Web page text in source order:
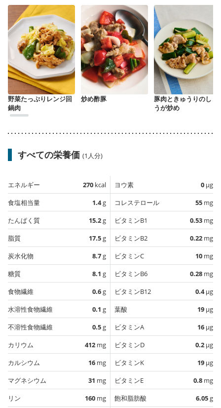
野菜たっぷりレンジ回
鍋肉
炒め酢豚
豚肉ときゅうりのしょ
うが炒め
すべての栄養価 (1人分)
エネルギー 270 kcal
食塩相当量
1.4g
たんぱく質
15.2g
脂質
17.5g
炭水化物
8.7g
糖質
8.1 g
食物繊維
0.6g
水溶性食物繊維
0.1 g
不溶性食物繊維
0.5g
カリウム
412 mg
カルシウム
16 mg
マグネシウム
31 mg
リン
160 mg
ヨウ素 0 µg
コレステロール
55 mg
ビタミンB1
0.53 mg
ビタミンB2
0.22 mg
ビタミンC
10 mg
ビタミンB6
0.28 mg
ビタミンB12
0.4µg
葉酸
19 µg
ビタミンA
16 µg
ビタミンD
0.2 µg
ビタミンK
19 µg
ビタミンE
0.8 mg
飽和脂肪酸
6.05g